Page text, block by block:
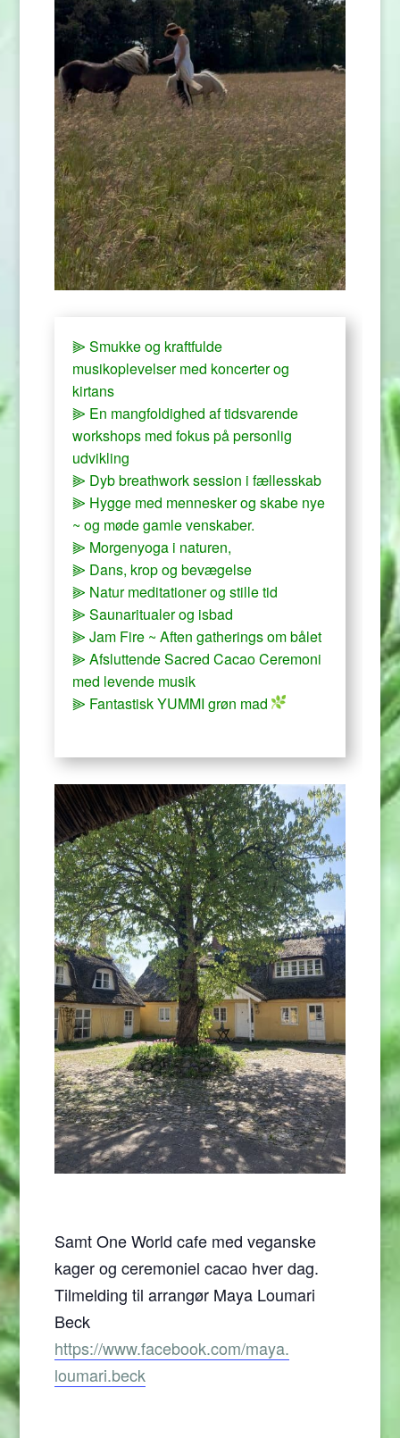
⫸ Smukke og kraftfulde
musikoplevelser med koncerter og
kirtans
⫸ En mangfoldighed af tidsvarende
workshops med fokus på personlig
udvikling
⫸ Dyb breathwork session i fællesskab
⫸ Hygge med mennesker og skabe nye
~ og møde gamle venskaber.
⫸ Morgenyoga i naturen,
⫸ Dans, krop og bevægelse
⫸ Natur meditationer og stille tid
⫸ Saunaritualer og isbad
⫸ Jam Fire ~ Aften gatherings om bålet
⫸ Afsluttende Sacred Cacao Ceremoni
med levende musik
⫸ Fantastisk YUMMI grøn mad
Samt One World cafe med veganske
kager og ceremoniel cacao hver dag.
Tilmelding til arrangør Maya Loumari
Beck
https://www.facebook.com/maya.
loumari.beck